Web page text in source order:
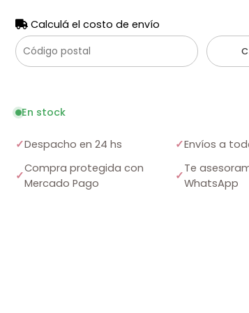
Calculá el costo de envío
En stock
✓Despacho en 24 hs ✓Envíos a
✓
Compra protegida con
Mercado Pago
✓
Te
WhatsApp